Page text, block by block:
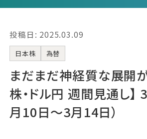
事例紹介
エキスパート一覧
無料講座
コラム
利用者の声
投稿日: 2025.03.09
日本株 為替
まだまだ神経質な展開
株・ドル円 週間見通し】
月10日〜3月14日）